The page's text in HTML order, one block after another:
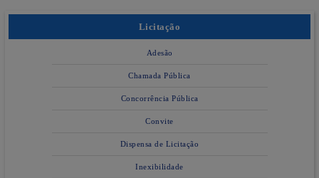
Licitação
Adesão
Chamada Pública
Concorrência Pública
Convite
Dispensa de Licitação
Inexibilidade